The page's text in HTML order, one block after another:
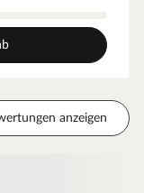
anzeigen